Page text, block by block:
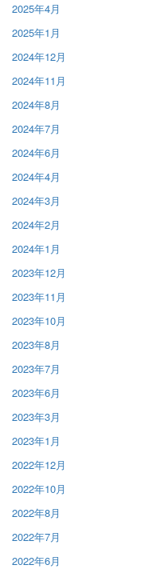
2025年4月
2025年1月
2024年12月
2024年11月
2024年8月
2024年7月
2024年6月
2024年4月
2024年3月
2024年2月
2024年1月
2023年12月
2023年11月
2023年10月
2023年8月
2023年7月
2023年6月
2023年3月
2023年1月
2022年12月
2022年10月
2022年8月
2022年7月
2022年6月